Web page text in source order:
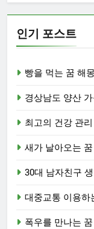
인기 포스트
빵을 먹는 꿈 해
경상남도 양산
최고의 건강 관
새가 날아오는
30대 남자친구
대중교통 이용하
폭우를 만나는